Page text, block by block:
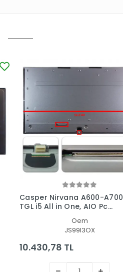
Casper Nirvana A600-A700
TGL i5 All in One, AIO Pc
Oem
JS99I3OX
10.430,78 TL